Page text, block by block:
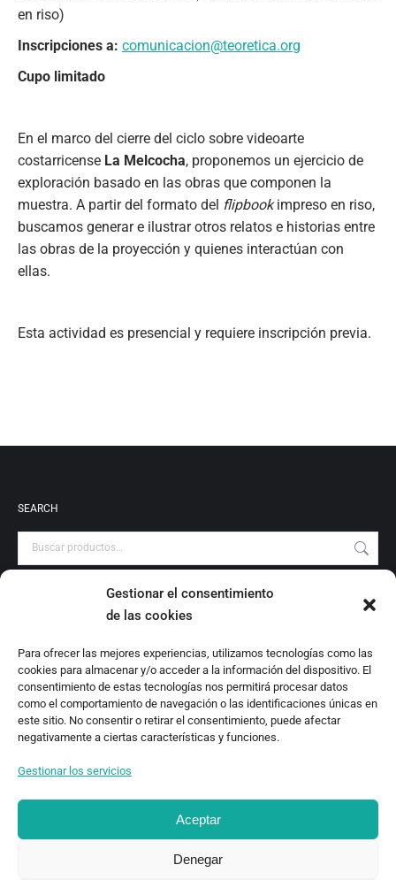
Gestionar el consentimiento
de las cookies
Para ofrecer las mejores experiencias, utilizamos tecnologías como las
cookies para almacenar y/o acceder a la información del dispositivo. El
consentimiento de estas tecnologías nos permitirá procesar datos
como el comportamiento de navegación o las identificaciones únicas en
este sitio. No consentir o retirar el consentimiento, puede afectar
negativamente a ciertas características y funciones.
Gestionar los servicios
Aceptar
Denegar
en riso)
Inscripciones a: comunicacion@teoretica.org
Cupo limitado
En el marco del cierre del ciclo sobre videoarte
costarricense La Melcocha, proponemos un ejercicio de
exploración basado en las obras que componen la
muestra. A partir del formato del flipbookimpreso en riso,
buscamos generar e ilustrar otros relatos e historias entre
las obras de la proyección y quienes interactúan con
ellas.
Esta actividad es presencial y requiere inscripción previa.
SEARCH
PRODUCT CATEGORIES
Catálogo
Escrituras Locales
Estudio
Investigación